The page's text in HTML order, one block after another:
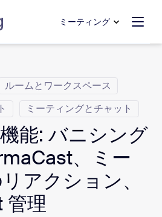
ミーティング
ルームとワークスペース
ミーティングとチャット
能: バニシング
、ミー
アクション、
管理